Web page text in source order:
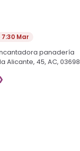
Mar
panadería
Alicante, 45, AC, 03698